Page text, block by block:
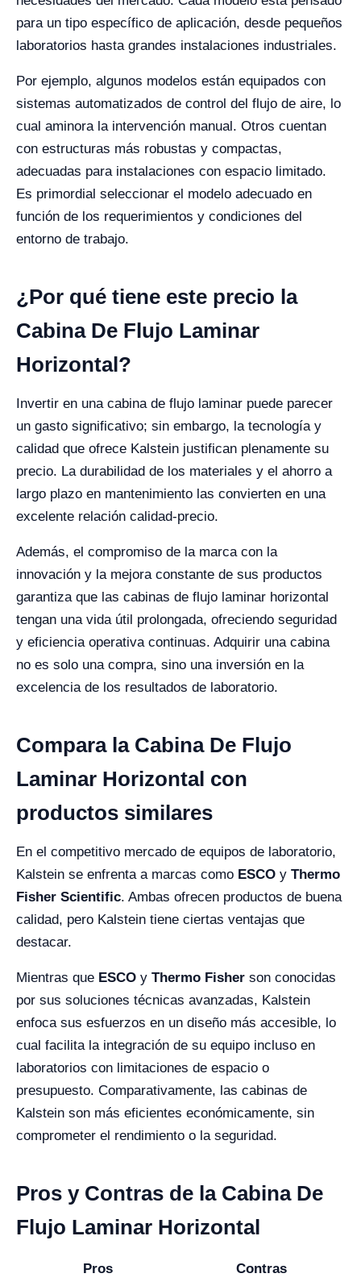
para un tipo específico de aplicación, desde pequeños
laboratorios hasta grandes instalaciones industriales.
Por ejemplo, algunos modelos están equipados con
sistemas automatizados de control del flujo de aire, lo
cual aminora la intervención manual. Otros cuentan
con estructuras más robustas y compactas,
adecuadas para instalaciones con espacio limitado.
Es primordial seleccionar el modelo adecuado en
función de los requerimientos y condiciones del
entorno de trabajo.
¿Por qué tiene este precio la
Cabina De Flujo Laminar
Horizontal?
Invertir en una cabina de flujo laminar puede parecer
un gasto significativo; sin embargo, la tecnología y
calidad que ofrece Kalstein justifican plenamente su
precio. La durabilidad de los materiales y el ahorro a
largo plazo en mantenimiento las convierten en una
excelente relación calidad-precio.
Además, el compromiso de la marca con la
innovación y la mejora constante de sus productos
garantiza que las cabinas de flujo laminar horizontal
tengan una vida útil prolongada, ofreciendo seguridad
y eficiencia operativa continuas. Adquirir una cabina
no es solo una compra, sino una inversión en la
excelencia de los resultados de laboratorio.
Compara la Cabina De Flujo
Laminar Horizontal con
productos similares
En el competitivo mercado de equipos de laboratorio,
Kalstein se enfrenta a marcas como ESCO y Thermo
Fisher Scientific. Ambas ofrecen productos de buena
calidad, pero Kalstein tiene ciertas ventajas que
destacar.
Mientras que ESCO y Thermo Fisher son conocidas
por sus soluciones técnicas avanzadas, Kalstein
enfoca sus esfuerzos en un diseño más accesible, lo
cual facilita la integración de su equipo incluso en
laboratorios con limitaciones de espacio o
presupuesto. Comparativamente, las cabinas de
Kalstein son más eficientes económicamente, sin
comprometer el rendimiento o la seguridad.
Pros y Contras de la Cabina De
Flujo Laminar Horizontal
Pros
Contras